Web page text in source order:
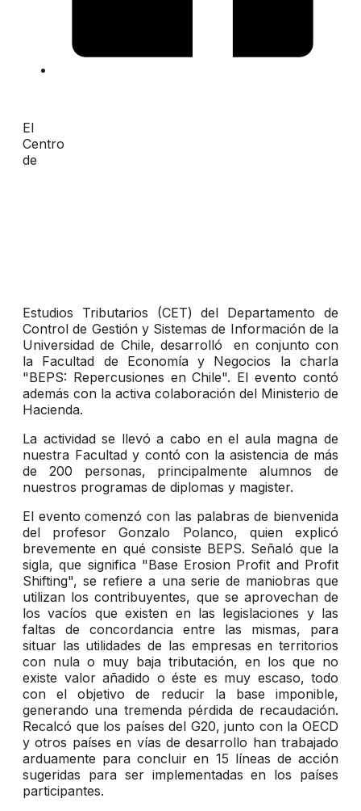
El
Centro
de
Estudios Tributarios (CET) del Departamento de
Control de Gestión y Sistemas de Información de la
Universidad de Chile, desarrolló en conjunto con
la Facultad de Economía y Negocios la charla
"BEPS: Repercusiones en Chile". El evento contó
además con la activa colaboración del Ministerio de
Hacienda.
La actividad se llevó a cabo en el aula magna de
nuestra Facultad y contó con la asistencia de más
de 200 personas, principalmente alumnos de
nuestros programas de diplomas y magister.
El evento comenzó con las palabras de bienvenida
del profesor Gonzalo Polanco, quien explicó
brevemente en qué consiste BEPS. Señaló que la
sigla, que significa "Base Erosion Profit and Profit
Shifting", se refiere a una serie de maniobras que
utilizan los contribuyentes, que se aprovechan de
los vacíos que existen en las legislaciones y las
faltas de concordancia entre las mismas, para
situar las utilidades de las empresas en territorios
con nula o muy baja tributación, en los que no
existe valor añadido o éste es muy escaso, todo
con el objetivo de reducir la base imponible,
generando una tremenda pérdida de recaudación.
Recalcó que los países del G20, junto con la OECD
y otros países en vías de desarrollo han trabajado
arduamente para concluir en 15 líneas de acción
sugeridas para ser implementadas en los países
participantes.